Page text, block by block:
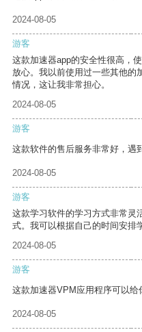
2024-08-05
游客
这款加速器app的安全性很高，
放心。我以前使用过一些其他的
情况，这让我非常担心。
2024-08-05
游客
这款软件的售后服务非常好，遇
2024-08-05
游客
这款学习软件的学习方式非常灵
式。我可以根据自己的时间安排
2024-08-05
游客
这款加速器VPM应用程序可以给
2024-08-05